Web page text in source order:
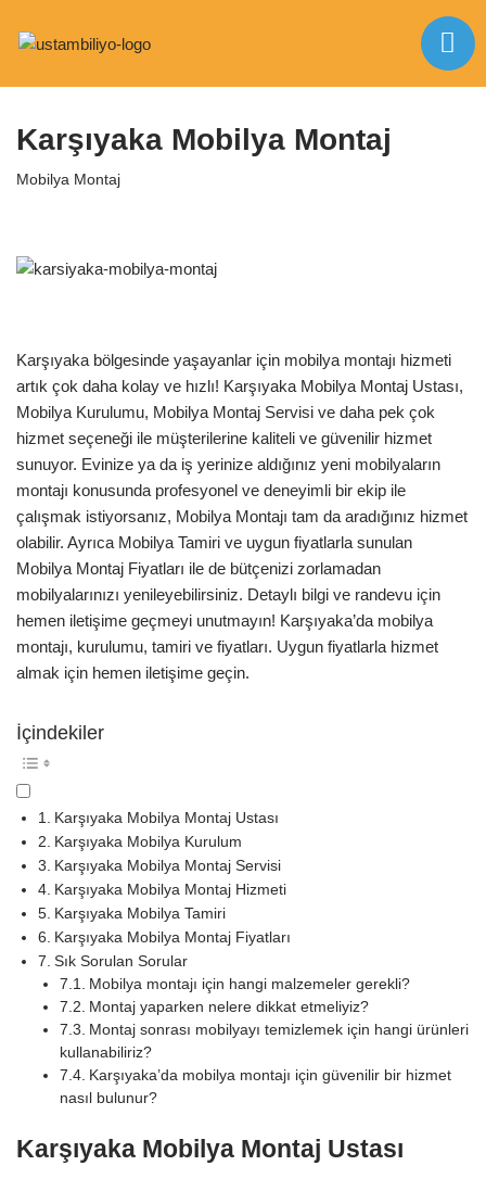
geç
Karşıyaka Mobilya Montaj
Mobilya Montaj
Karşıyaka bölgesinde yaşayanlar için mobilya montajı hizmeti
artık çok daha kolay ve hızlı! Karşıyaka Mobilya Montaj Ustası,
Mobilya Kurulumu, Mobilya Montaj Servisi ve daha pek çok
hizmet seçeneği ile müşterilerine kaliteli ve güvenilir hizmet
sunuyor. Evinize ya da iş yerinize aldığınız yeni mobilyaların
montajı konusunda profesyonel ve deneyimli bir ekip ile
çalışmak istiyorsanız, Mobilya Montajı tam da aradığınız hizmet
olabilir. Ayrıca Mobilya Tamiri ve uygun fiyatlarla sunulan
Mobilya Montaj Fiyatları ile de bütçenizi zorlamadan
mobilyalarınızı yenileyebilirsiniz. Detaylı bilgi ve randevu için
hemen iletişime geçmeyi unutmayın! Karşıyaka’da mobilya
montajı, kurulumu, tamiri ve fiyatları. Uygun fiyatlarla hizmet
almak için hemen iletişime geçin.
İçindekiler
Karşıyaka Mobilya Montaj Ustası
Karşıyaka Mobilya Kurulum
Karşıyaka Mobilya Montaj Servisi
Karşıyaka Mobilya Montaj Hizmeti
Karşıyaka Mobilya Tamiri
Karşıyaka Mobilya Montaj Fiyatları
Sık Sorulan Sorular
Mobilya montajı için hangi malzemeler gerekli?
Montaj yaparken nelere dikkat etmeliyiz?
Montaj sonrası mobilyayı temizlemek için hangi ürünleri
kullanabiliriz?
Karşıyaka’da mobilya montajı için güvenilir bir hizmet
nasıl bulunur?
Karşıyaka Mobilya Montaj Ustası